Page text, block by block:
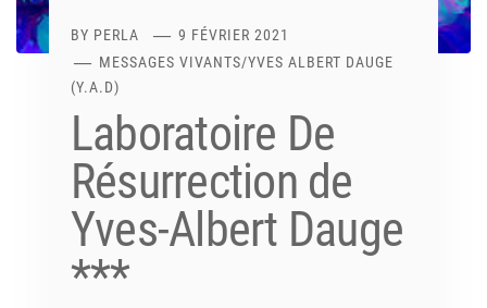
BY PERLA
9 FÉVRIER 2021
MESSAGES VIVANTS/YVES ALBERT DAUGE
(Y.A.D)
Laboratoire De
Résurrection de
Yves-Albert Dauge
***